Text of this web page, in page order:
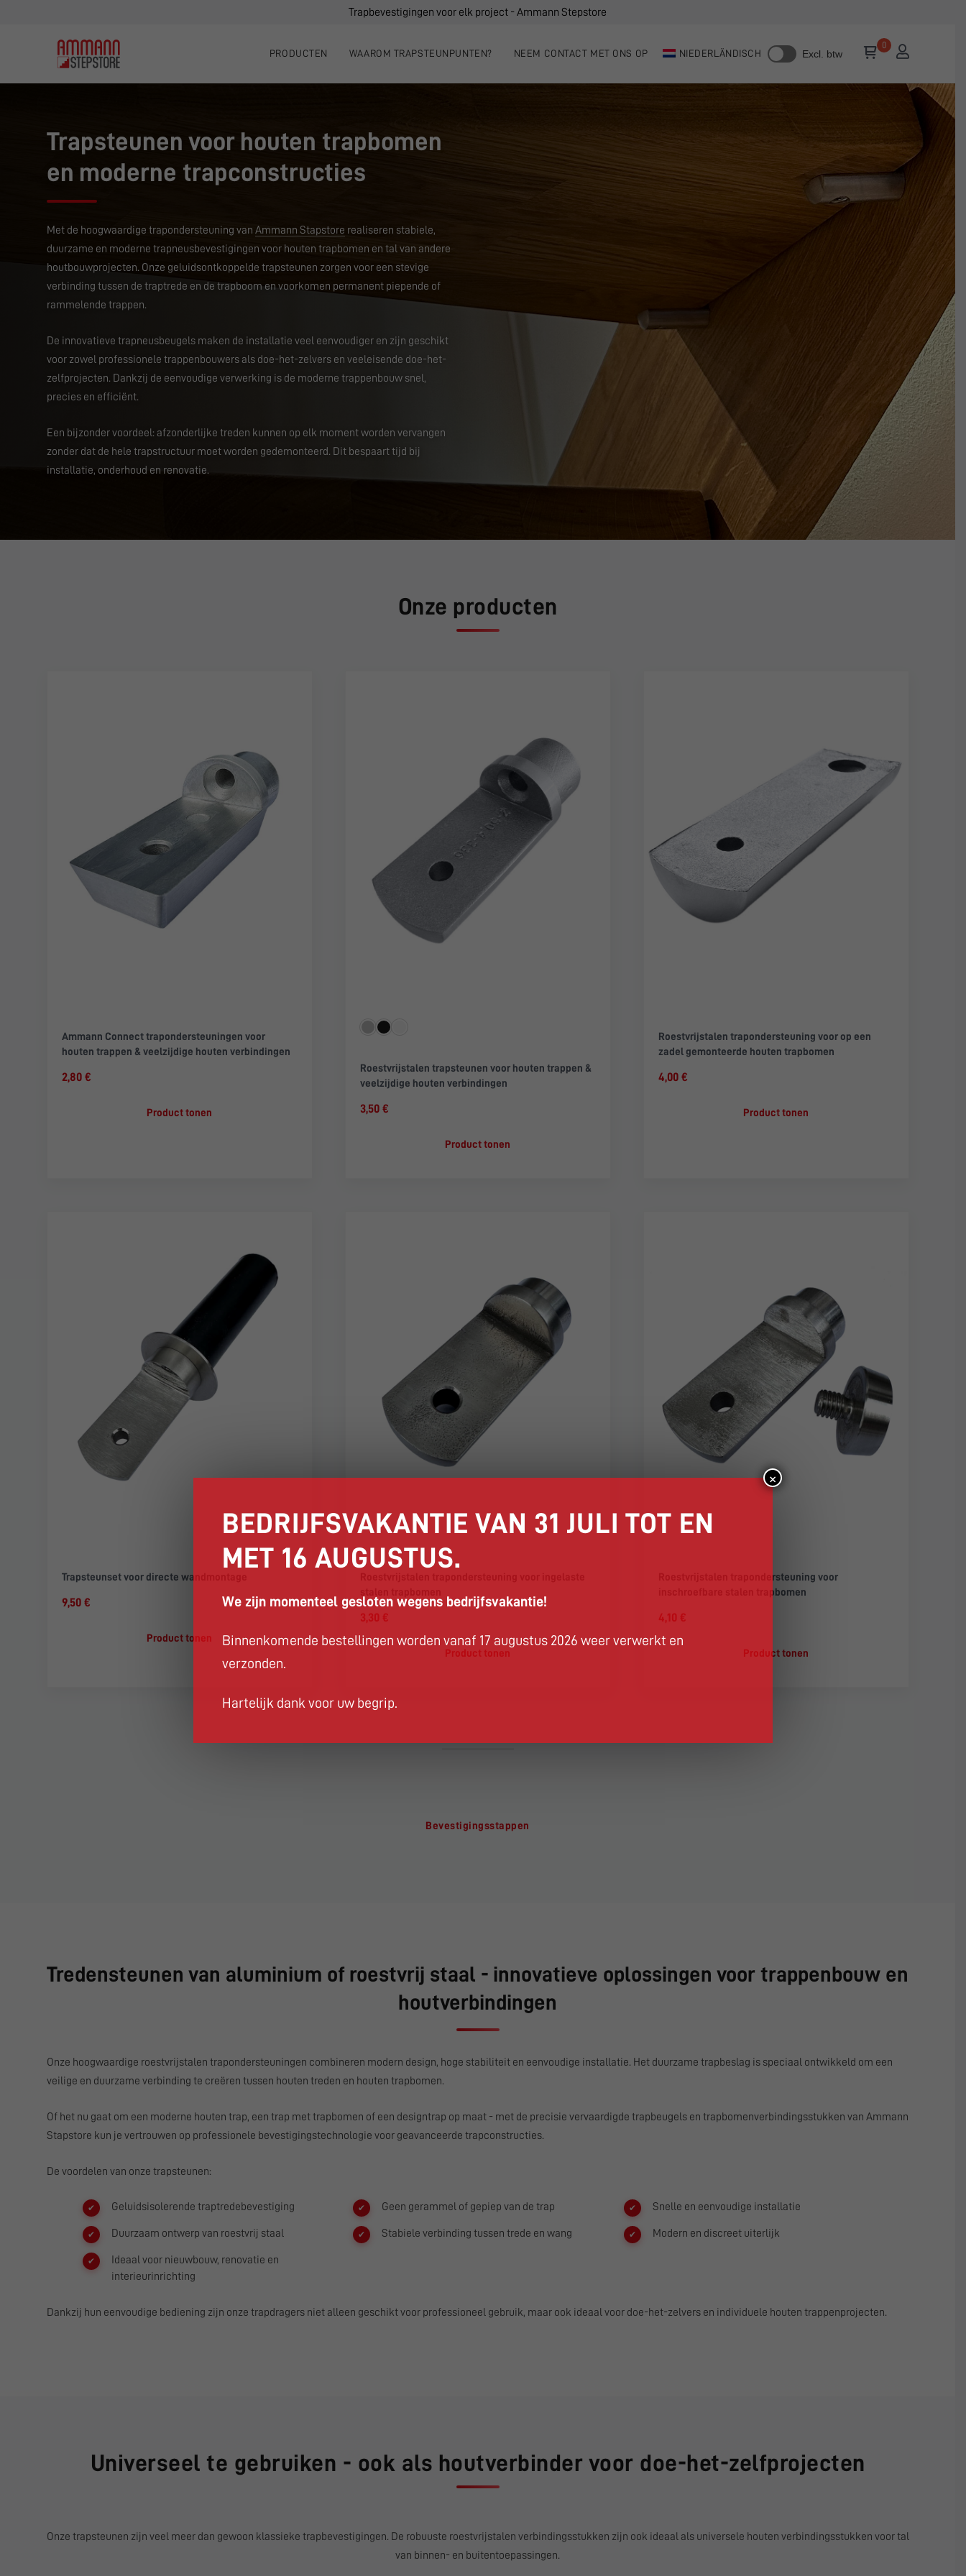
Trapbevestigingen voor elk project - Ammann Stepstore
PRODUCTEN WAAROM TRAPSTEUNPUNTEN? NEEM CONTACT MET ONS OP NIEDERLÄNDISCH Excl. btw
Trapsteunen voor houten trapbomen
en moderne trapconstructies
Met de hoogwaardige trapondersteuning van Ammann Stapstore realiseren stabiele,
duurzame en moderne trapneusbevestigingen voor houten trapbomen en tal van andere
houtbouwprojecten. Onze geluidsontkoppelde trapsteunen zorgen voor een stevige
verbinding tussen de traptrede en de trapboom en voorkomen permanent piepende of
rammelende trappen.
De innovatieve trapneusbeugels maken de installatie veel eenvoudiger en zijn geschikt
voor zowel professionele trappenbouwers als doe-het-zelvers en veeleisende doe-het-
zelfprojecten. Dankzij de eenvoudige verwerking is de moderne trappenbouw snel,
precies en efficiënt.
Een bijzonder voordeel: afzonderlijke treden kunnen op elk moment worden vervangen
zonder dat de hele trapstructuur moet worden gedemonteerd. Dit bespaart tijd bij
installatie, onderhoud en renovatie.
Onze producten
Ammann Connect trapondersteuningen voor
houten trappen & veelzijdige houten verbindingen
2,80 €
Product tonen
Roestvrijstalen trapsteunen voor houten trappen &
veelzijdige houten verbindingen
3,50 €
Product tonen
Roestvrijstalen trapondersteuning voor op een
zadel gemonteerde houten trapbomen
4,00 €
Product tonen
Trapsteunset voor directe wandmontage
9,50 €
Product tonen
3,30 €
Product tonen
Roestvrijstalen trapondersteuning voor
inschroefbare stalen trapbomen
4,10 €
Product tonen
Bevestigingsstappen
Tredensteunen van aluminium of roestvrij staal - innovatieve oplossingen voor trappenbouw en
houtverbindingen
Onze hoogwaardige roestvrijstalen trapondersteuningen combineren modern design, hoge stabiliteit en eenvoudige installatie. Het duurzame trapbeslag is speciaal ontwikkeld om een
veilige en duurzame verbinding te creëren tussen houten treden en houten trapbomen.
Of het nu gaat om een moderne houten trap, een trap met trapbomen of een designtrap op maat - met de precisie vervaardigde trapbeugels en trapbomenverbindingsstukken van Ammann
Stapstore kun je vertrouwen op professionele bevestigingstechnologie voor geavanceerde trapconstructies.
De voordelen van onze trapsteunen:
Geluidsisolerende traptredebevestiging Geen gerammel of gepiep van de trap Snelle en eenvoudige installatie
Duurzaam ontwerp van roestvrij staal Stabiele verbinding tussen trede en wang Modern en discreet uiterlijk
Ideaal voor nieuwbouw, renovatie en
interieurinrichting
Dankzij hun eenvoudige bediening zijn onze trapdragers niet alleen geschikt voor professioneel gebruik, maar ook ideaal voor doe-het-zelvers en individuele houten trappenprojecten.
Universeel te gebruiken - ook als houtverbinder voor doe-het-zelfprojecten
Onze trapsteunen zijn veel meer dan gewoon klassieke trapbevestigingen. De robuuste roestvrijstalen verbindingsstukken zijn ook ideaal als universele houten verbindingsstukken voor tal
van binnen- en buitentoepassingen.
BEDRIJFSVAKANTIE VAN 31 JULI TOT EN
MET 16 AUGUSTUS.
We zijn momenteel gesloten wegens bedrijfsvakantie!
Binnenkomende bestellingen worden vanaf 17 augustus 2026 weer verwerkt en
verzonden.
Hartelijk dank voor uw begrip.
×